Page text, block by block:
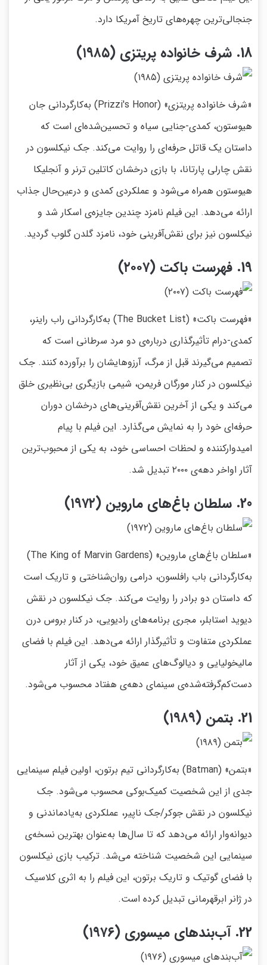
جنجالی‌ترین چهره‌های تاریخ آمریکا دارد.
18. شرف خانواده پریتزی (۱۹۸۵)
«شرف خانواده پریتزی» (Prizzi's Honor) به‌کارگردانی جان
هیوستون، کمدی-جنایی سیاه و تحسین‌شده‌ای است که
داستان یک قاتل حرفه‌ای را روایت می‌کند. جک نیکلسون در
نقش چارلی پارتانا، با بازی درخشان کاتلین ترنر و آنجلیکا
هیوستون همراه می‌شود و عملکردی کمدی و درعین‌حال جذاب
ارائه می‌دهد. این فیلم نامزد چندین جایزه‌ی اسکار شد و
نیکلسون نیز برای نقش‌آفرینی خود، نامزد گلدن گلوب گردید.
19. فهرست باکت (۲۰۰۷)
«فهرست باکت» (The Bucket List) به‌کارگردانی راب راینر،
کمدی-درام تأثیرگذاری درباره‌ی دو مرد سرطانی است که
تصمیم می‌گیرند قبل از مرگ، آرزوهایشان را برآورده کنند. جک
نیکلسون در کنار مورگان فریمن، شیمی بازیگری بی‌نظیری خلق
می‌کند و یکی از آخرین نقش‌آفرینی‌های درخشان دوران
حرفه‌ای خود را به نمایش می‌گذارد. این فیلم با پیام
امیدوارکننده و لحظات احساسی خود، به یکی از محبوب‌ترین
آثار اواخر دهه‌ی ۲۰۰۰ تبدیل شد.
20. سلطان باغ‌های ماروین (۱۹۷۲)
«سلطان باغ‌های ماروین» (The King of Marvin Gardens)
به‌کارگردانی باب رافلسون، درامی روان‌شناختی و تاریک است
که داستان دو برادر را روایت می‌کند. جک نیکلسون در نقش
دیوید استابلر، مجری برنامه‌های رادیویی، در کنار بروس درن
عملکردی متفاوت و تأثیرگذار ارائه می‌دهد. این فیلم با فضای
مالیخولیایی و دیالوگ‌های عمیق خود، یکی از آثار
دست‌کم‌گرفته‌شده‌ی سینمای دهه‌ی هفتاد محسوب می‌شود.
21. بتمن (۱۹۸۹)
«بتمن» (Batman) به‌کارگردانی تیم برتون، اولین فیلم سینمایی
جدی از این شخصیت کمیک‌بوکی محسوب می‌شود. جک
نیکلسون در نقش جوکر/جک ناپیر، عملکردی به‌یادماندنی و
دیوانه‌وار ارائه می‌دهد که تا سال‌ها به‌عنوان بهترین نسخه‌ی
سینمایی این شخصیت شناخته می‌شد. ترکیب بازی نیکلسون
با فضای گوتیک و تاریک برتون، این فیلم را به اثری کلاسیک
در ژانر ابرقهرمانی تبدیل کرده است.
22. آب‌بندهای میسوری (۱۹۷۶)